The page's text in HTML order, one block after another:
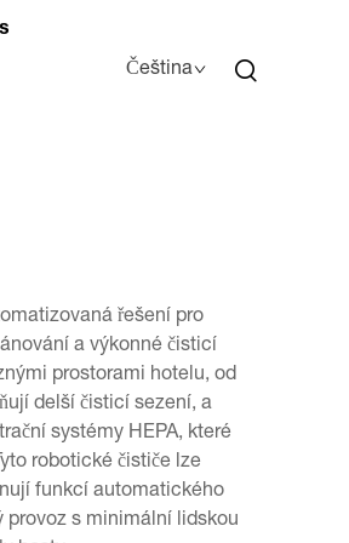
Čeština
řešení pro
a výkonné čisticí
prostorami hotelu, od
delší čisticí sezení, a
systémy HEPA, které
robotické čističe lze
funkcí automatického
s minimální lidskou